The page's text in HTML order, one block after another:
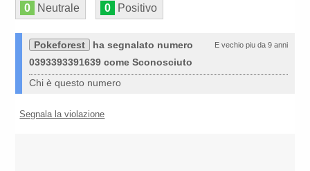
0 Neutrale 0 Positivo
E vechio piu da 9 anni
Pokeforest
ha segnalato numero
0393393391639 come Sconosciuto
Chi è questo numero
Segnala la violazione